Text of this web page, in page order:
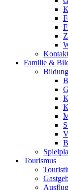
Familie &
Tourismus